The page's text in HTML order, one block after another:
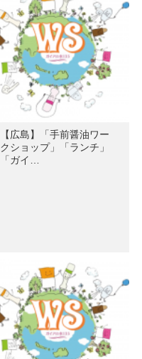
【広島】「手前醤油ワー
クショップ」「ランチ」
「ガイ…